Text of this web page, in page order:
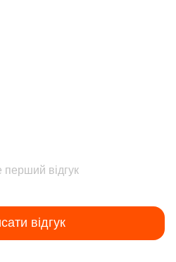
перший відгук
відгук